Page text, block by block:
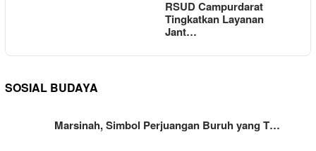
RSUD Campurdarat
Tingkatkan Layanan
Jant…
SOSIAL BUDAYA
Marsinah, Simbol Perjuangan Buruh yang T…